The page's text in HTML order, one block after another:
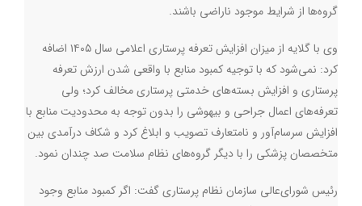
گروه‌ها از شرایط موجود ناراضی باشند.
وی با گلایه از میزان افزایش تعرفه پرستاری اعلامی سال ۱۴۰۵ اضافه
کرد: نمی‌شود که با توجیه کمبود منابع با واقعی شدن ارزش تعرفه
پرستاری و افزایش بسته‌های خدمتی پرستاری مخالف کرد؛ ولی
تعرفه‌های اعمال جراحی و بیهوشی را بدون توجه به محدودیت منابع با
افزایش سرسام‌آور و نامتعارف تصویب و ابلاغ کرد و شکاف درآمدی بین
متخصصان پزشکی را با دیگر گروه‌های نظام سلامت صد چندان نمود.
رئیس شورای‌عالی سازمان نظام پرستاری گفت: اگر کمبود منابع وجود